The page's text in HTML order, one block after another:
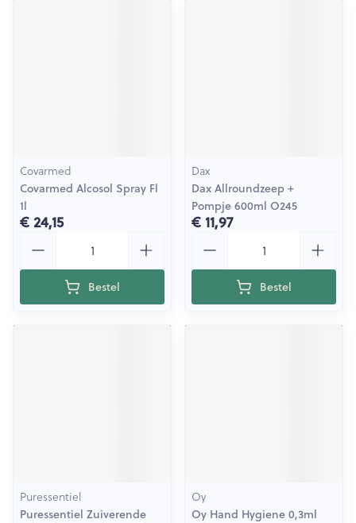
Covarmed
Covarmed Alcosol Spray Fl
1l
€ 24,15
Bestel
Dax
Dax Allroundzeep +
Pompje 600ml O245
€ 11,97
Bestel
Puressentiel
Puressentiel Zuiverende
Oy
Oy Hand Hygiene 0,3ml